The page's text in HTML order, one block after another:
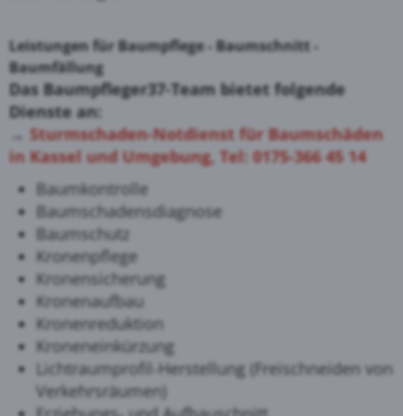
Leistungen für Baumpflege - Baumschnitt -
Baumfällung
Das Baumpfleger37-Team bietet folgende
Dienste an:
→ Sturmschaden-Notdienst für Baumschäden
in Kassel und Umgebung, Tel: 0175-366 45 14
Baumkontrolle
Baumschadensdiagnose
Baumschutz
Kronenpflege
Kronensicherung
Kronenaufbau
Kronenreduktion
Kroneneinkürzung
Lichtraumprofil-Herstellung (Freischneiden von
Verkehrsräumen)